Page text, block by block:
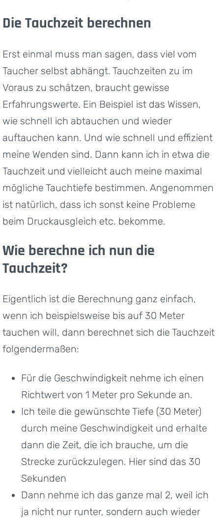
Die Tauchzeit berechnen
Erst einmal muss man sagen, dass viel vom
Taucher selbst abhängt. Tauchzeiten zu im
Voraus zu schätzen, braucht gewisse
Erfahrungswerte. Ein Beispiel ist das Wissen,
wie schnell ich abtauchen und wieder
auftauchen kann. Und wie schnell und effizient
meine Wenden sind. Dann kann ich in etwa die
Tauchzeit und vielleicht auch meine maximal
mögliche Tauchtiefe bestimmen. Angenommen
ist natürlich, dass ich sonst keine Probleme
beim Druckausgleich etc. bekomme.
Wie berechne ich nun die
Tauchzeit?
Eigentlich ist die Berechnung ganz einfach,
wenn ich beispielsweise bis auf 30 Meter
tauchen will, dann berechnet sich die Tauchzeit
folgendermaßen:
Für die Geschwindigkeit nehme ich einen
Richtwert von 1 Meter pro Sekunde an.
Ich teile die gewünschte Tiefe (30 Meter)
durch meine Geschwindigkeit und erhalte
dann die Zeit, die ich brauche, um die
Strecke zurückzulegen. Hier sind das 30
Sekunden
Dann nehme ich das ganze mal 2, weil ich
ja nicht nur runter, sondern auch wieder